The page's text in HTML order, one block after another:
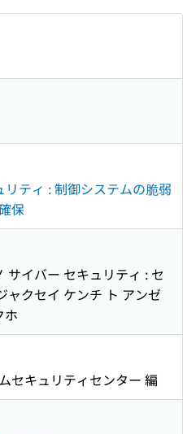
ティ : 制御システムの脆弱
保
サイバー セキュリティ : セ
ャクセイ ケンチ ト アンゼ
ホ
セキュリティセンター 編